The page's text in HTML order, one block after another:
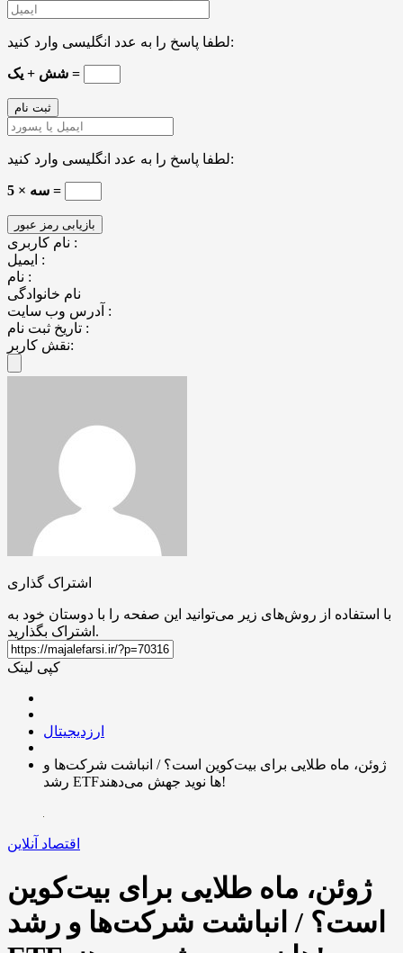
لطفا پاسخ را به عدد انگلیسی وارد کنید:
شش + یک =
لطفا پاسخ را به عدد انگلیسی وارد کنید:
سه × 5 =
نام کاربری :
ایمیل :
نام :
نام خانوادگی
آدرس وب سایت :
تاریخ ثبت نام :
نقش کاربر:
اشتراک گذاری
با استفاده از روش‌های زیر می‌توانید این صفحه را با دوستان خود به
اشتراک بگذارید.
کپی لینک
ارزدیجیتال
ژوئن، ماه طلایی برای بیت‌کوین است؟ / انباشت شرکت‌ها و
رشد ETFها نوید جهش می‌دهند!
اقتصاد آنلاین
ژوئن، ماه طلایی برای بیت‌کوین
است؟ / انباشت شرکت‌ها و رشد